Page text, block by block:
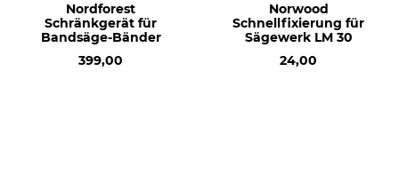
Nordforest
Schränkgerät für
Bandsäge-Bänder
399,00
Norwood
Schnellfixierung für
Sägewerk LM 30
24,00